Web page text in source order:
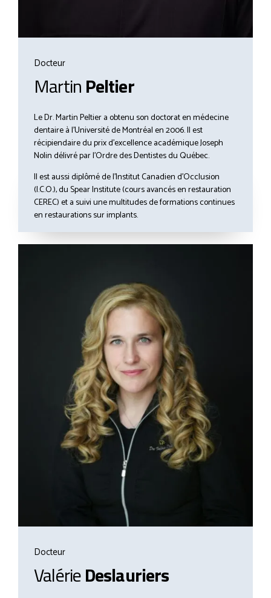
Docteur
MartinPeltier
Le Dr. Martin Peltier a obtenu son doctorat en médecine
dentaire à l’Université de Montréal en 2006. Il est
récipiendaire du prix d’excellence académique Joseph
Nolin délivré par l’Ordre des Dentistes du Québec.
Il est aussi diplômé de l’Institut Canadien d’Occlusion
(I.C.O.), du Spear Institute (cours avancés en restauration
CEREC) et a suivi une multitudes de formations continues
en restaurations sur implants.
Docteur
ValérieDeslauriers